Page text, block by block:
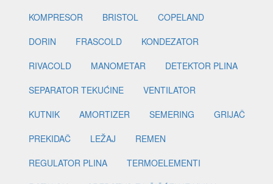
KOMPRESOR
BRISTOL
COPELAND
DORIN
FRASCOLD
KONDEZATOR
RIVACOLD
MANOMETAR
DETEKTOR PLINA
SEPARATOR TEKUĆINE
VENTILATOR
KUTNIK
AMORTIZER SEMERING
GRIJAČ
PREKIDAČ
LEŽAJ
REMEN
REGULATOR PLINA
TERMOELEMENTI